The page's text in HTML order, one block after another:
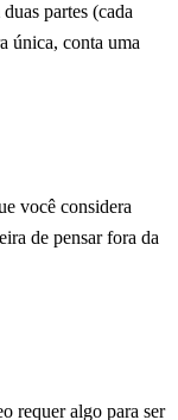
partes (cada
única, conta uma
você considera
de pensar fora da
requer algo para ser